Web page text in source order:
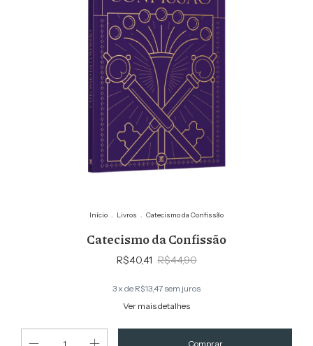
Início . Livros . Catecismo da Confissão
Catecismo da Confissão
R$40,41 R$44,90
3x de R$13,47 sem juros
Ver mais detalhes